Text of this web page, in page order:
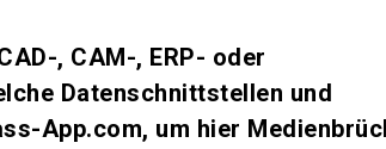
, CAM-, ERP- oder
Datenschnittstellen und
App.com, um hier